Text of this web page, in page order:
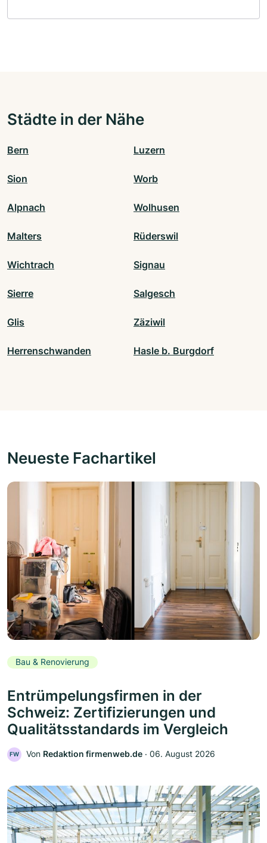
Städte in der Nähe
Bern Luzern
Sion Worb
Alpnach Wolhusen
Malters Rüderswil
Wichtrach Signau
Sierre Salgesch
Glis Zäziwil
Herrenschwanden Hasle b. Burgdorf
Neueste Fachartikel
Bau & Renovierung
Entrümpelungsfirmen in der
Schweiz: Zertifizierungen und
Qualitätsstandards im Vergleich
FW Von Redaktion firmenweb.de ‧ 06. August 2026